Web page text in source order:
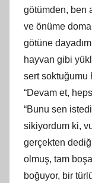
götümden, ben
ve önüme
götüne
hayvan gibi
sert soktuğumu
“Devam et,
“Bunu sen
sikiyordum ki,
gerçekten
olmuş, tam
boğuyor, bir